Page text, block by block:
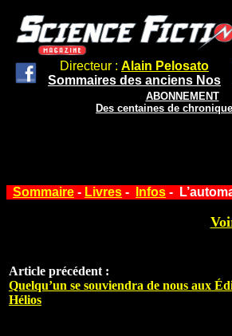
Directeur : Alain Pelosato
Sommaires des anciens Nos
ABONNEMENT
Des centaines de
Sommaire - Livres - Infos -
Article précédent :
Quelqu’un se souviendra de nous aux
Hélios